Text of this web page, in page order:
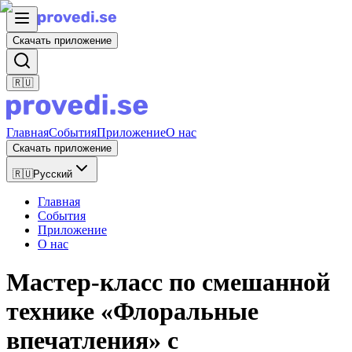
Скачать приложение
🇷🇺
ГлавнаяСобытияПриложениеО нас
Скачать приложение
🇷🇺Русский
Главная
События
Приложение
О нас
Мастер-класс по смешанной
технике «Флоральные
впечатления» с